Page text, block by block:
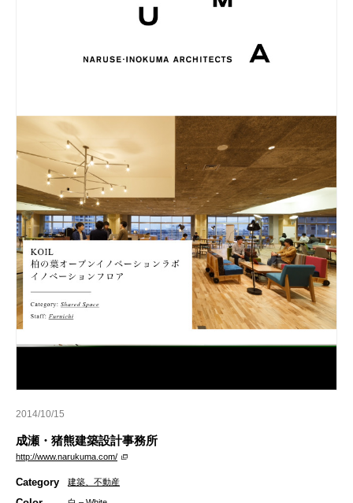
2014/10/15
成瀬・猪熊建築設計事務所
http://www.narukuma.com/
Category 建築、不動産